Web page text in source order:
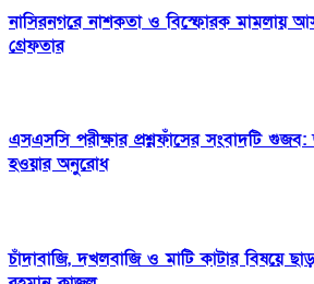
নাসিরনগরে নাশকতা ও বিস্ফোরক মামলায়
গ্রেফতার
এসএসসি পরীক্ষার প্রশ্নফাঁসের সংবাদটি গুজব:
হওয়ার অনুরোধ
চাঁদাবাজি, দখলবাজি ও মাটি কাটার বিষয়ে